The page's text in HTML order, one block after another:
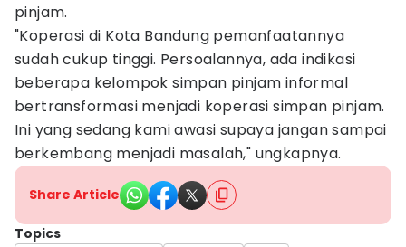
pinjam.
"Koperasi di Kota Bandung pemanfaatannya
sudah cukup tinggi. Persoalannya, ada indikasi
beberapa kelompok simpan pinjam informal
bertransformasi menjadi koperasi simpan pinjam.
Ini yang sedang kami awasi supaya jangan sampai
berkembang menjadi masalah," ungkapnya.
Share Article
Topics